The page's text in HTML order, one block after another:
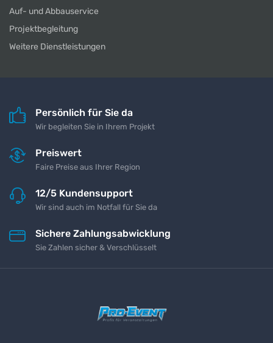
Auf- und Abbauservice
Projektbegleitung
Weitere Dienstleistungen
Persönlich für Sie da
Wir begleiten Sie in Ihrem Projekt
Preiswert
Faire Preise aus Ihrer Region
12/5 Kundensupport
Wir sind auch im Notfall für Sie da
Sichere Zahlungsabwicklung
Sie Zahlen sicher & Verschlüsselt